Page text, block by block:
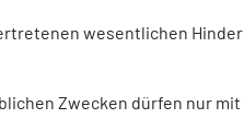
wesentlichen
Zwecken dürfen nur